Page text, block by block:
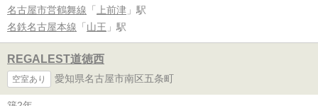
名古屋市営鶴舞線 「 上前津 」駅
名鉄名古屋本線 「 山王 」駅
REGALEST道徳西
空室あり 愛知県名古屋市南区五条町